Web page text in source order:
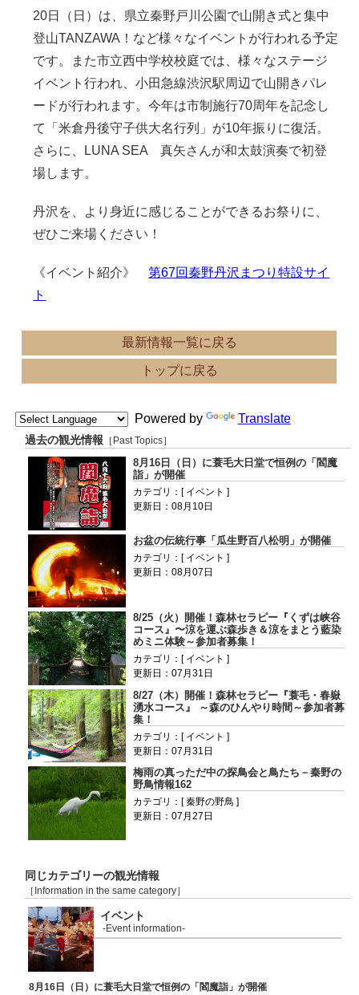
20日（日）は、県立秦野戸川公園で山開き式と集中
登山TANZAWA！など様々なイベントが行われる予定
です。また市立西中学校校庭では、様々なステージ
イベント行われ、小田急線渋沢駅周辺で山開きパレ
ードが行われます。今年は市制施行70周年を記念し
て「米倉丹後守子供大名行列」が10年振りに復活。
さらに、LUNA SEA 真矢さんが和太鼓演奏で初登
場します。
丹沢を、より身近に感じることができるお祭りに、
ぜひご来場ください！
《イベント紹介》第67回秦野丹沢まつり特設サイ
ト
最新情報一覧に戻る
トップに戻る
Powered by Translate
過去の観光情報 ［Past Topics］
8月16日（日）に蓑毛大日堂で恒例の「閻魔
詣」が開催
カテゴリ：[ イベント ]
更新日：08月10日
お盆の伝統行事「瓜生野百八松明」が開催
カテゴリ：[ イベント ]
更新日：08月07日
8/25（火）開催！森林セラピー『くずは峡谷
コース』〜涼を運ぶ森歩き＆涼をまとう藍染
めミニ体験～参加者募集！
カテゴリ：[ イベント ]
更新日：07月31日
8/27（木）開催！森林セラピー『蓑毛・春嶽
湧水コース』 ～森のひんやり時間～参加者募
集！
カテゴリ：[ イベント ]
更新日：07月31日
梅雨の真っただ中の探鳥会と鳥たち－秦野の
野鳥情報162
カテゴリ：[ 秦野の野鳥 ]
更新日：07月27日
同じカテゴリーの観光情報
［Information in the same category］
イベント
-Event information-
8月16日（日）に蓑毛大日堂で恒例の「閻魔詣」が開催